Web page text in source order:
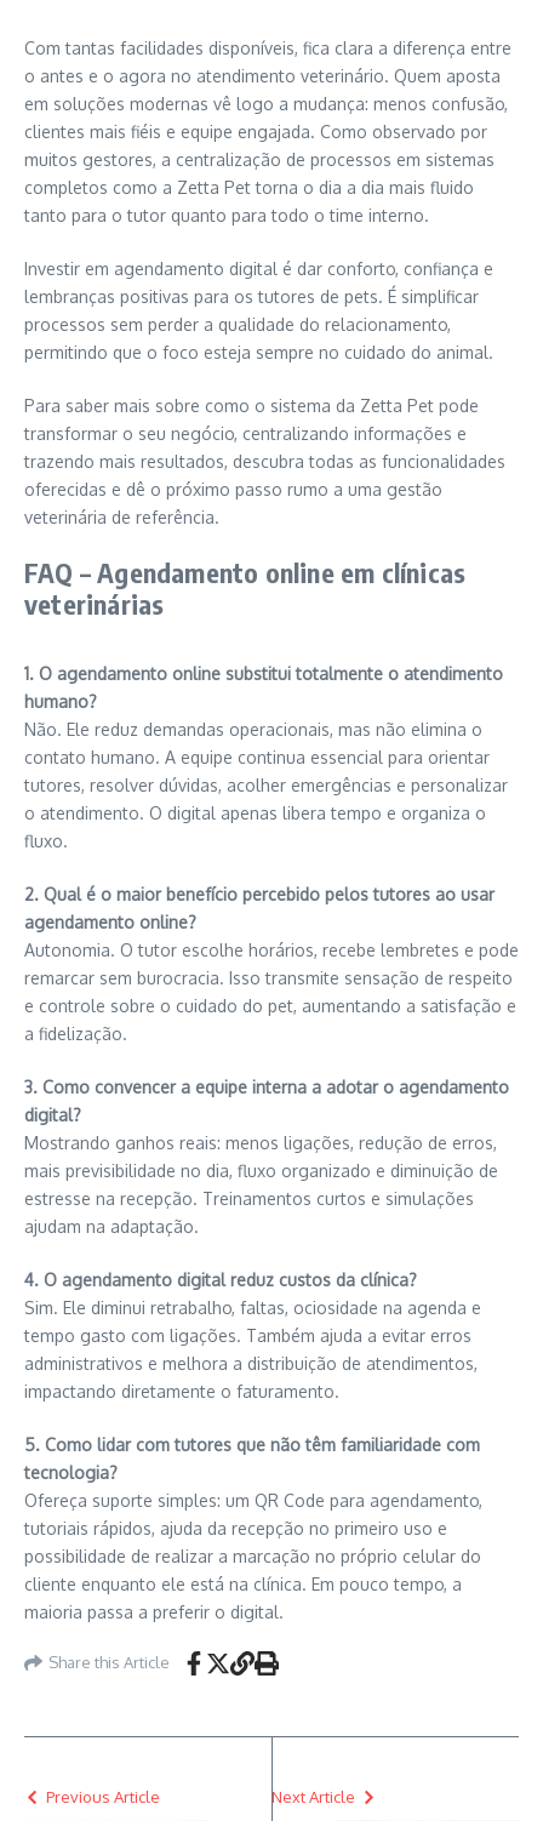
Com tantas facilidades disponíveis, fica clara a diferença entre
o antes e o agora no atendimento veterinário. Quem aposta
em soluções modernas vê logo a mudança: menos confusão,
clientes mais fiéis e equipe engajada. Como observado por
muitos gestores, a centralização de processos em sistemas
completos como a Zetta Pet torna o dia a dia mais fluido
tanto para o tutor quanto para todo o time interno.
Investir em agendamento digital é dar conforto, confiança e
lembranças positivas para os tutores de pets. É simplificar
processos sem perder a qualidade do relacionamento,
permitindo que o foco esteja sempre no cuidado do animal.
Para saber mais sobre como o sistema da Zetta Pet pode
transformar o seu negócio, centralizando informações e
trazendo mais resultados, descubra todas as funcionalidades
oferecidas e dê o próximo passo rumo a uma gestão
veterinária de referência.
FAQ – Agendamento online em clínicas
veterinárias
1. O agendamento online substitui totalmente o atendimento
humano?
Não. Ele reduz demandas operacionais, mas não elimina o
contato humano. A equipe continua essencial para orientar
tutores, resolver dúvidas, acolher emergências e personalizar
o atendimento. O digital apenas libera tempo e organiza o
fluxo.
2. Qual é o maior benefício percebido pelos tutores ao usar
agendamento online?
Autonomia. O tutor escolhe horários, recebe lembretes e pode
remarcar sem burocracia. Isso transmite sensação de respeito
e controle sobre o cuidado do pet, aumentando a satisfação e
a fidelização.
3. Como convencer a equipe interna a adotar o agendamento
digital?
Mostrando ganhos reais: menos ligações, redução de erros,
mais previsibilidade no dia, fluxo organizado e diminuição de
estresse na recepção. Treinamentos curtos e simulações
ajudam na adaptação.
4. O agendamento digital reduz custos da clínica?
Sim. Ele diminui retrabalho, faltas, ociosidade na agenda e
tempo gasto com ligações. Também ajuda a evitar erros
administrativos e melhora a distribuição de atendimentos,
impactando diretamente o faturamento.
5. Como lidar com tutores que não têm familiaridade com
tecnologia?
Ofereça suporte simples: um QR Code para agendamento,
tutoriais rápidos, ajuda da recepção no primeiro uso e
possibilidade de realizar a marcação no próprio celular do
cliente enquanto ele está na clínica. Em pouco tempo, a
maioria passa a preferir o digital.
Share this Article
Previous Article Next Article